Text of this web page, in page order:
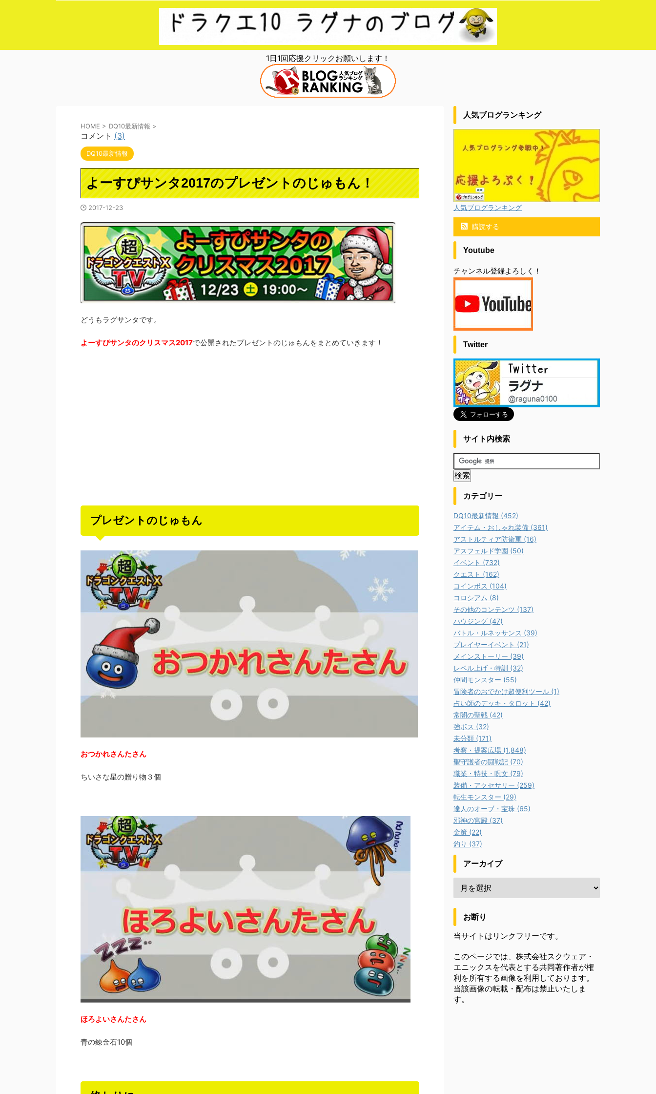
1日1回応援クリックお願いします！
HOME > DQ10最新情報 >
コメント (3)
DQ10最新情報
よーすぴサンタ2017のプレゼントのじゅもん！
2017-12-23
どうもラグサンタです。
よーすぴサンタのクリスマス2017で公開されたプレゼントのじゅもんをまとめていきます！
プレゼントのじゅもん
おつかれさんたさん
ちいさな星の贈り物３個
ほろよいさんたさん
青の錬金石10個
人気ブログランキング
人気ブログランキング
購読する
Youtube
チャンネル登録よろしく！
Twitter
サイト内検索
カテゴリー
DQ10最新情報 (452)
アイテム・おしゃれ装備 (361)
アストルティア防衛軍 (16)
アスフェルド学園 (50)
イベント (732)
クエスト (162)
コインボス (104)
コロシアム (8)
その他のコンテンツ (137)
ハウジング (47)
バトル・ルネッサンス (39)
プレイヤーイベント (21)
メインストーリー (39)
レベル上げ・特訓 (32)
仲間モンスター (55)
冒険者のおでかけ超便利ツール (1)
占い師のデッキ・タロット (42)
常闇の聖戦 (42)
強ボス (32)
未分類 (171)
考察・提案広場 (1,848)
聖守護者の闘戦記 (70)
職業・特技・呪文 (79)
装備・アクセサリー (259)
転生モンスター (29)
達人のオーブ・宝珠 (65)
邪神の宮殿 (37)
金策 (22)
釣り (37)
アーカイブ
お断り
当サイトはリンクフリーです。
このページでは、株式会社スクウェア・
エニックスを代表とする共同著作者が権
利を所有する画像を利用しております。
当該画像の転載・配布は禁止いたしま
す。